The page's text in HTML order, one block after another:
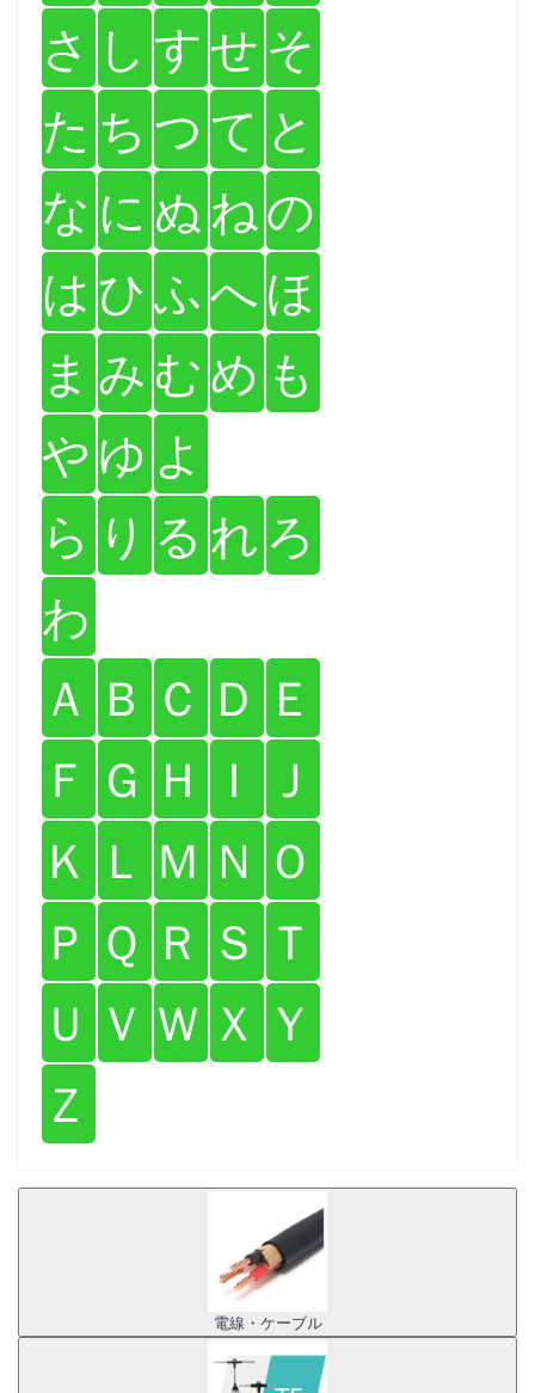
さ し すせ そ
た ち つ て と
な に ぬ ねの
は ひふへほ
ま み むめ も
や ゆ よ
ら り る れ ろ
わ
Ａ Ｂ Ｃ Ｄ Ｅ
Ｆ Ｇ Ｈ Ｉ
Ｊ
Ｋ Ｌ Ｍ Ｎ Ｏ
Ｐ Ｑ Ｒ Ｓ Ｔ
Ｕ Ｖ Ｗ Ｘ Ｙ
Ｚ
電線・ケーブル